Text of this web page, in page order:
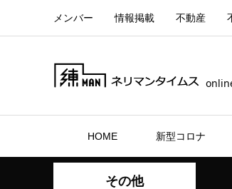
メンバー 情報掲載 不動産
HOME 新型コロナ
その他